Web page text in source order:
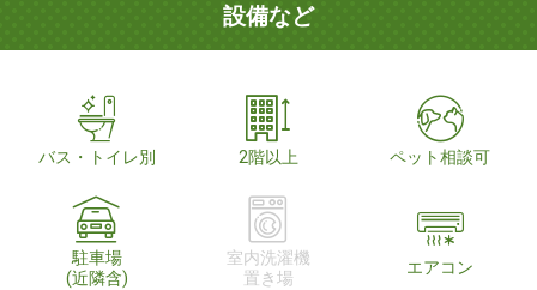
設備など
バス・トイレ別 2階以上 ペット相談可
駐車場
(近隣含)
室内洗濯機
置き場
エアコン